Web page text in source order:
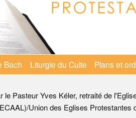
le Pasteur Yves Kéler, retraité de
Union des Eglises Protestantes
Bach Liturgie du Culte Plans et